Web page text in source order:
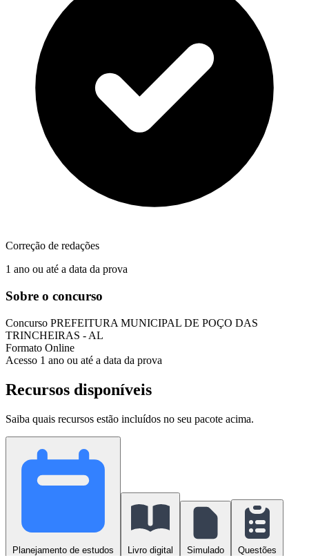
Correção de redações
1 ano ou até a data da prova
Sobre o concurso
Concurso PREFEITURA MUNICIPAL DE POÇO DAS
TRINCHEIRAS - AL
Formato Online
Acesso 1 ano ou até a data da prova
Recursos disponíveis
Saiba quais recursos estão incluídos no seu pacote acima.
Planejamento de estudos Livro digital Simulado Questões